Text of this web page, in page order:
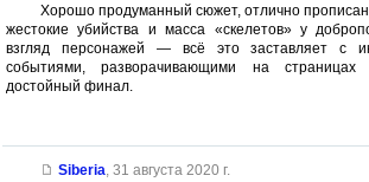
Хорошо продуманный сюжет, отлично
жестокие убийства и масса «скелетов» у
взгляд персонажей — всё это заставляет с
событиями, разворачивающими на
достойный финал.
Siberia 31 августа 2020 г.